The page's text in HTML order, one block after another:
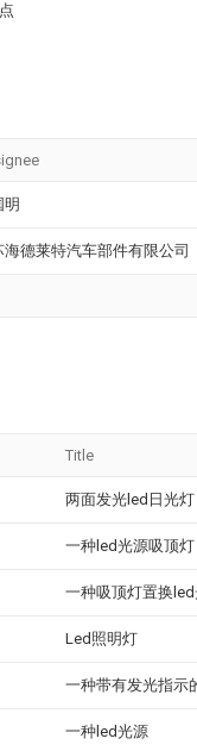
明
海德莱特汽车部件有限公司
Title
两面发光led日光灯
一种led光源吸顶灯
一种吸顶灯置换
Led照明灯
一种带有发光指示
一种led光源